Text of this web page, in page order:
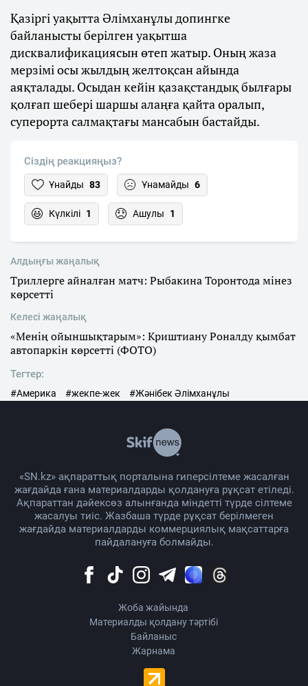
Қазіргі уақытта Әлімханұлы допингке
байланысты берілген уақытша
дисквалификациясын өтеп жатыр. Оның жаза
мерзімі осы жылдың желтоқсан айында
аяқталады. Осыдан кейін қазақстандық былғары
қолғап шебері шаршы алаңға қайта оралып,
суперорта салмақтағы мансабын бастайды.
Сіздің реакцияңыз?
Ұнайды 83 Ұнамайды 6
Күлкілі 1 Ашулы 1
Алдыңғы жаңалық
Триллерге айналған матч: Рыбакина Торонтода мінез
көрсетті
Келесі жаңалық
«Менің ойыншықтарым»: Криштиану Роналду қымбат
автопаркін көрсетті (ФОТО)
Тегтер:
#Америка #жекпе-жек #Жәнібек Әлімханұлы
«SN.kz» ақпараттық порталына гиперсілтеме жасалған
жағдайда ғана материалдарды қолдануға рұқсат етіледі.
Ақпараттан дәйексөз алынғанда міндетті түрде сілтеме
жасалуы тиіс. Жазбаша түрде рұқсат берілмеген
жағдайда материалдарды коммерциялық мақсаттарға
пайдалануға болмайды.
Жоба жайында
Материалды қолдану тәртібі
Байланыс
Жарнама